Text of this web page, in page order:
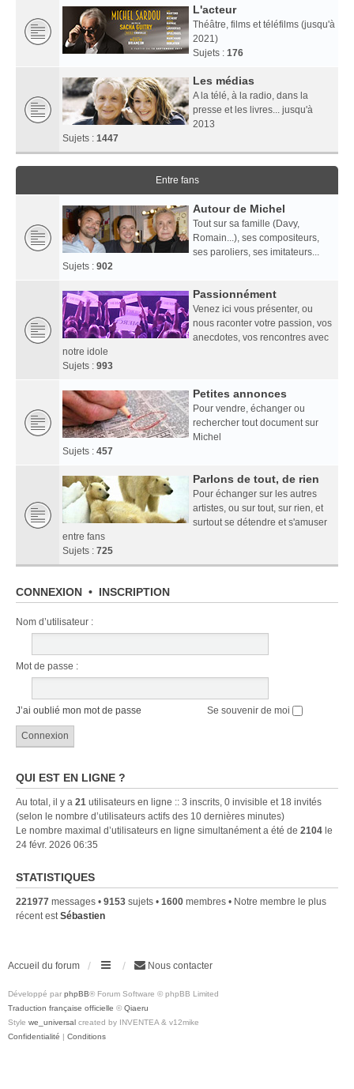
L'acteur
Théâtre, films et téléfilms (jusqu'à
2021)
Sujets : 176
Les médias
A la télé, à la radio, dans la
presse et les livres... jusqu'à
2013
Sujets : 1447
Entre fans
Autour de Michel
Tout sur sa famille (Davy,
Romain...), ses compositeurs,
ses paroliers, ses imitateurs...
Sujets : 902
Passionnément
Venez ici vous présenter, ou
nous raconter votre passion, vos
anecdotes, vos rencontres avec
notre idole
Sujets : 993
Petites annonces
Pour vendre, échanger ou
rechercher tout document sur
Michel
Sujets : 457
Parlons de tout, de rien
Pour échanger sur les autres
artistes, ou sur tout, sur rien, et
surtout se détendre et s'amuser
entre fans
Sujets : 725
CONNEXION • INSCRIPTION
Nom d’utilisateur :
Mot de passe :
J’ai oublié mon mot de passe Se souvenir de moi
QUI EST EN LIGNE ?
Au total, il y a 21 utilisateurs en ligne :: 3 inscrits, 0 invisible et 18 invités
(selon le nombre d’utilisateurs actifs des 10 dernières minutes)
Le nombre maximal d’utilisateurs en ligne simultanément a été de 2104 le
24 févr. 2026 06:35
STATISTIQUES
221977 messages • 9153 sujets • 1600 membres • Notre membre le plus
récent estSébastien
Accueil du forum Nous contacter
Développé par phpBB® Forum Software © phpBB Limited
Traduction française officielle © Qiaeru
Style we_universal created by INVENTEA & v12mike
Confidentialité | Conditions